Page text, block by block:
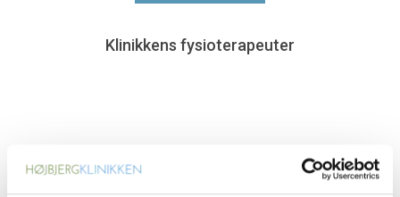
Klinikkens fysioterapeuter